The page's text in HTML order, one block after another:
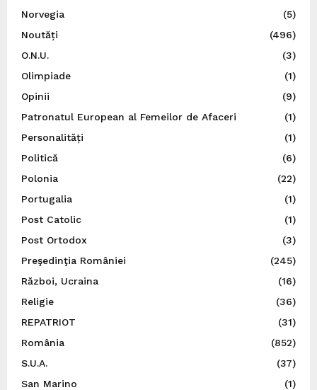
Norvegia
(5)
Noutăți
(496)
O.N.U.
(3)
Olimpiade
(1)
Opinii
(9)
Patronatul European al Femeilor de Afaceri
(1)
Personalități
(1)
Politică
(6)
Polonia
(22)
Portugalia
(1)
Post Catolic
(1)
Post Ortodox
(3)
Preşedinţia României
(245)
Război, Ucraina
(16)
Religie
(36)
REPATRIOT
(31)
România
(852)
S.U.A.
(37)
San Marino
(1)